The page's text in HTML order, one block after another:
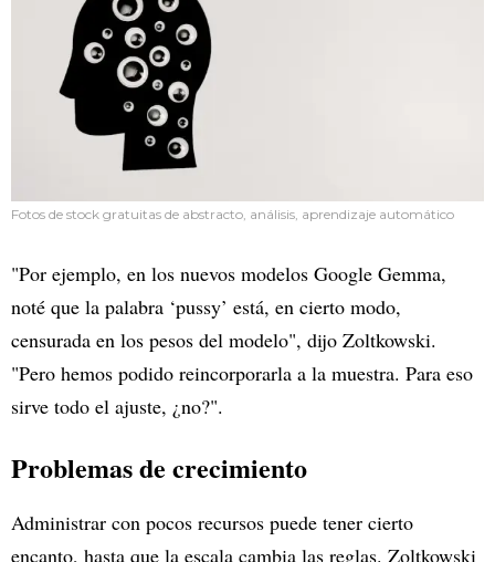
Fotos de stock gratuitas de abstracto, análisis, aprendizaje automático
"Por ejemplo, en los nuevos modelos Google Gemma,
noté que la palabra ‘pussy’ está, en cierto modo,
censurada en los pesos del modelo", dijo Zoltkowski.
"Pero hemos podido reincorporarla a la muestra. Para eso
sirve todo el ajuste, ¿no?".
Problemas de crecimiento
Administrar con pocos recursos puede tener cierto
encanto, hasta que la escala cambia las reglas. Zoltkowski